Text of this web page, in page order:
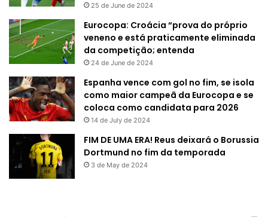
25 de June de 2024
Eurocopa: Croácia “prova do próprio
veneno e está praticamente eliminada
da competição; entenda
24 de June de 2024
Espanha vence com gol no fim, se isola
como maior campeã da Eurocopa e se
coloca como candidata para 2026
14 de July de 2024
FIM DE UMA ERA! Reus deixará o Borussia
Dortmund no fim da temporada
3 de May de 2024